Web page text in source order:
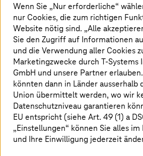
Wenn Sie „Nur erforderliche“
nur Cookies, die zum richtigen
Website nötig sind. „Alle
Sie den Zugriff auf Informationen
und die Verwendung aller Cookies
Marketingzwecke durchT-Systems
GmbH und unsere Partner
könnten dann in Länder ausserhalb
Union übermittelt werden, wo wir
Datenschutzniveau garantieren
EU entspricht (siehe Art. 49 (1) a
„Einstellungen“ können Sie alles
und Ihre Einwilligung jederzeit